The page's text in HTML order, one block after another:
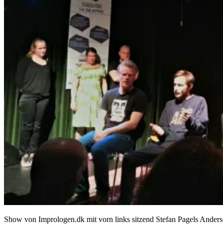
Show von Imprologen.dk mit vorn links sitzend Stefan Pagels